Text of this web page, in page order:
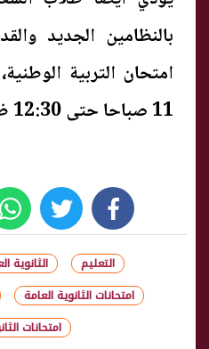
بالنظامين الجديد
امتحان التربية
11 صباحا حتى 12:30 ظهرا.
facebook
twitter
التعليم الثانوية
امتحانات الثانوية العامة
امتحانات